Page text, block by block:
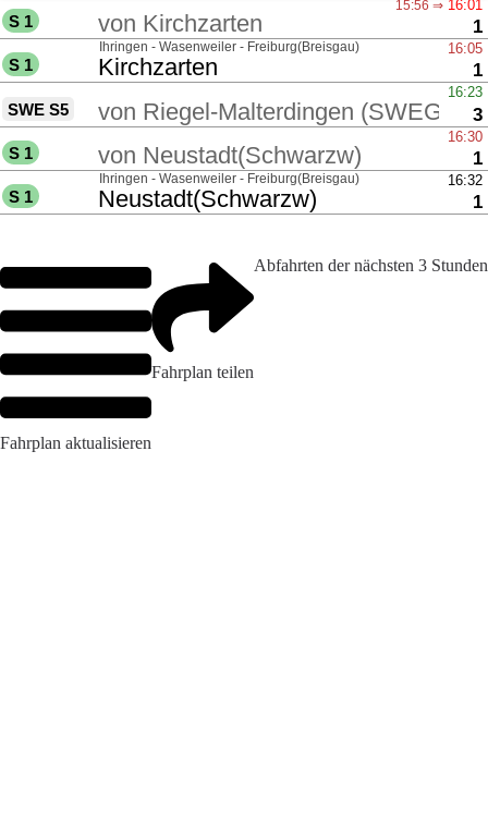
Fahrplan aktualisieren
Fahrplan teilen
Abfahrten der nächsten 3 Stunden